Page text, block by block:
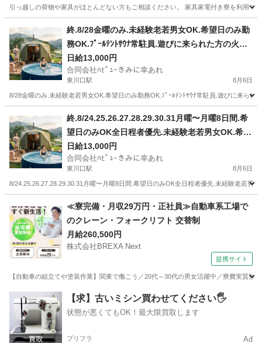
引っ越しの荷物や家具がほとんどない方もご相談ください。 家具家電付き寮を利用
さいたま市 工場 スタッフ
終.8/28金曜のみ.未経験老若男女OK.希望日のみ勤
務OK.ﾌﾟｰﾙﾃﾝﾄｻｳﾅ常駐員.遊びに来られた方の火起
こし火消し見守りお手伝い(場内案内.BBQ準備.ﾃﾝﾄ
ｻｳﾅ準備.後片付け.設置撤収なしの為、簡単準備片
付け)ｽﾎﾟｯﾄ勤務可.免許不要.免許&車あり尚可.年齢
制限なし
日給13,000円
合同会社ﾊﾋﾟｭｰきみに幸あれ
東川口駅 8月6日
8/28金曜のみ.未経験老若男女OK.希望日のみ勤務OK.ﾌﾟｰﾙﾃﾝﾄｻｳﾅ常駐員.遊びに来ら
終.8/24.25.26.27.28.29.30.31月曜〜月曜8日間.希
望日のみOK全日程者優先.未経験老若男女OK.希望
日のみ勤務OK.ﾌﾟｰﾙﾃﾝﾄｻｳﾅ常駐員.遊びに来られた
方の火起こし火消し見守りお手伝い(場内案内.BB
Q準備.ﾃﾝﾄｻｳﾅ準備.後片付け.設置撤収なしの為、簡
単準備片付け)ｽﾎﾟｯﾄ勤務可.免許不要.免許&車あり
尚可.年齢制限なし
日給13,000円
合同会社ﾊﾋﾟｭｰきみに幸あれ
東川口駅 8月6日
8/24.25.26.27.28.29.30.31月曜〜月曜8日間.希望日のみOK全日程者優先.未経験老若男
東川口駅 軽作業 サウナ
≪寮完備・月収29万円・正社員≫自動車系工場で
のクレーン・フォークリフト 交替制
月給260,500円
株式会社BREXA Next
提携サイト
【自動車の組立てや塗装作業】関東で働こう／20代～30代の男女活躍中／寮費実質
埼玉 その他 【求】古いミシン買わせてください🖐️
状態が悪くてもOK！最大限買取します
プリフラ Ad